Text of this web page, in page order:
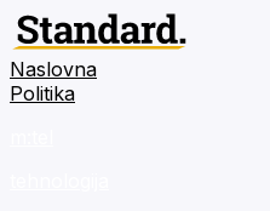
Naslovna
Politika